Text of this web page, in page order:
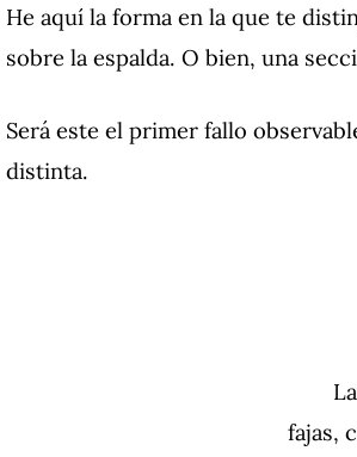
He aquí la forma en la que te
sobre la espalda. O bien, una
Será este el primer fallo
distinta.
fajas,